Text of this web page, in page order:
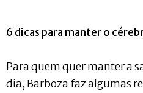
6 dicas para manter o
Para quem quer manter a
dia, Barboza faz algumas